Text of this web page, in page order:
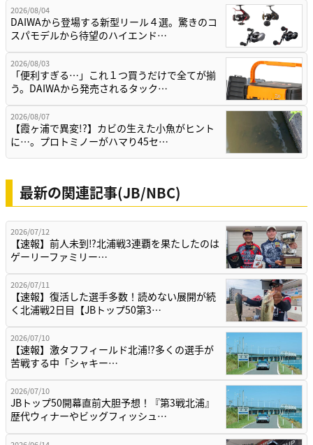
2026/08/04
DAIWAから登場する新型リール４選。驚きのコ
スパモデルから待望のハイエンド…
2026/08/03
「便利すぎる…」これ１つ買うだけで全てが揃
う。DAIWAから発売されるタック…
2026/08/07
【霞ヶ浦で異変!?】カビの生えた小魚がヒント
に…。プロトミノーがハマり45セ…
最新の関連記事(JB/NBC)
2026/07/12
【速報】前人未到⁉北浦戦3連覇を果たしたのは
ゲーリーファミリー…
2026/07/11
【速報】復活した選手多数！読めない展開が続
く北浦戦2日目【JBトップ50第3…
2026/07/10
【速報】激タフフィールド北浦⁉多くの選手が
苦戦する中「シャキー…
2026/07/10
JBトップ50開幕直前大胆予想！『第3戦北浦』
歴代ウィナーやビッグフィッシュ…